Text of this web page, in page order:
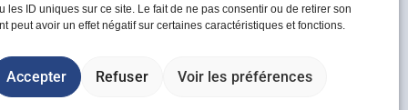
les ID uniques sur ce site. Le fait de ne pas consentir ou de retirer son
peut avoir un effet négatif sur certaines caractéristiques et fonctions.
Accepter Refuser Voir les préférences
réservés.
Plok Factory